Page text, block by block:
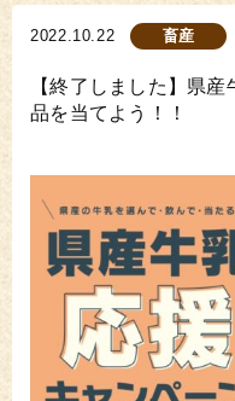
2022.10.22 畜産
【終了しました】県
品を当てよう！！